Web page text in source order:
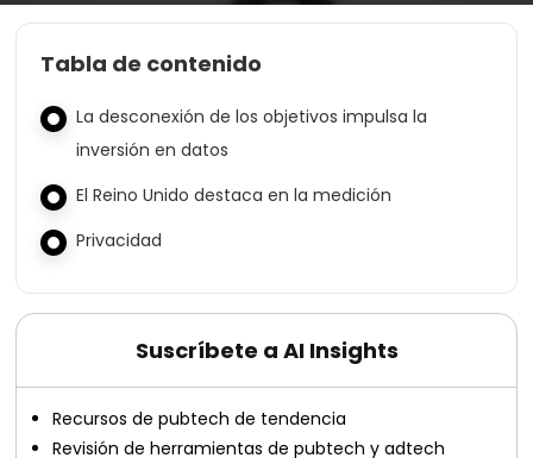
Tabla de contenido
La desconexión de los objetivos impulsa la
inversión en datos
El Reino Unido destaca en la medición
Privacidad
Suscríbete a AI Insights
Recursos de pubtech de tendencia
Revisión de herramientas de pubtech y adtech